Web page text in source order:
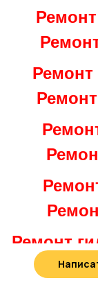
Ремонт
Ремонт